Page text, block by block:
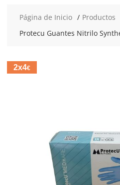
Página de Inicio
Productos
Protecu Guantes Nitrilo
2x4€